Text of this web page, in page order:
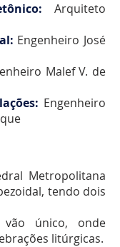
Arquiteto
Engenheiro José
Malef V. de
Engenheiro
Metropolitana
tendo dois
único, onde
litúrgicas.